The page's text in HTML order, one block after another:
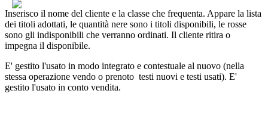
Inserisco il nome del cliente e la classe che frequenta. Appare la lista
dei titoli adottati, le quantità nere sono i titoli disponibili, le rosse
sono gli indisponibili che verranno ordinati. Il cliente ritira o
impegna il disponibile.
E' gestito l'usato in modo integrato e contestuale al nuovo (nella
stessa operazione vendo o prenoto testi nuovi e testi usati). E'
gestito l'usato in conto vendita.